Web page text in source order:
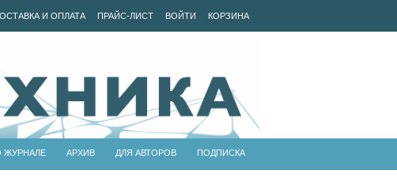
И ОПЛАТА ПРАЙС-ЛИСТ ВОЙТИ КОРЗИНА
ЖУРНАЛЕ АРХИВ ДЛЯ АВТОРОВ ПОДПИСКА